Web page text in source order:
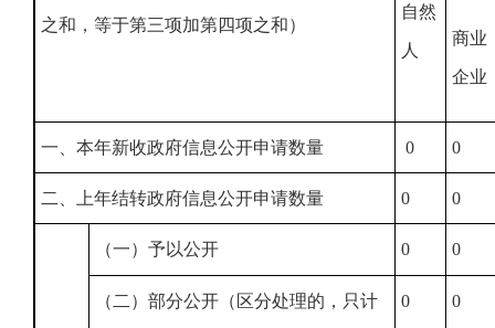
之和，等于第三项加第四项之和）
自然
人
商业
企业
一、本年新收政府信息公开申请数量 0 0
二、上年结转政府信息公开申请数量 0 0
（一）予以公开 0 0
（二）部分公开（区分处理的，只计 0 0